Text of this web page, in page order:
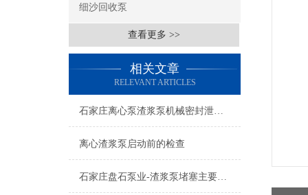
细沙回收泵
查看更多 >>
相关文章
RELEVANT ARTICLES
石家庄离心泵渣浆泵机械密封泄露原因
离心渣浆泵启动前的检查
石家庄盘石泵业-渣浆泵堵塞主要有以下5 点原因